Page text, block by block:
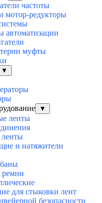
частоты
мотор-редукторы
автоматизации
муфты
▼
▼
ленты
и натяжители
для стыковки лент
безопасности